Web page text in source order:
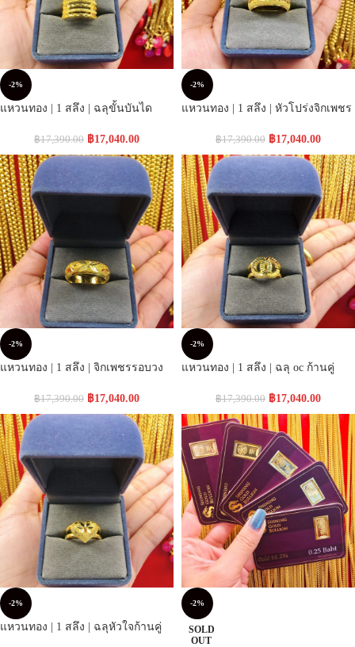
-2%
แหวนทอง | 1 สลึง | ฉลุขั้นบันได
฿17,390.00 ฿17,040.00
-2%
แหวนทอง | 1 สลึง | หัวโปร่งจิกเพชร
฿17,390.00 ฿17,040.00
-2%
แหวนทอง | 1 สลึง | จิกเพชรรอบวง
฿17,390.00 ฿17,040.00
-2%
แหวนทอง | 1 สลึง | ฉลุ oc ก้านคู่
฿17,390.00 ฿17,040.00
-2%
แหวนทอง | 1 สลึง | ฉลุหัวใจก้านคู่
-2%
SOLD
OUT